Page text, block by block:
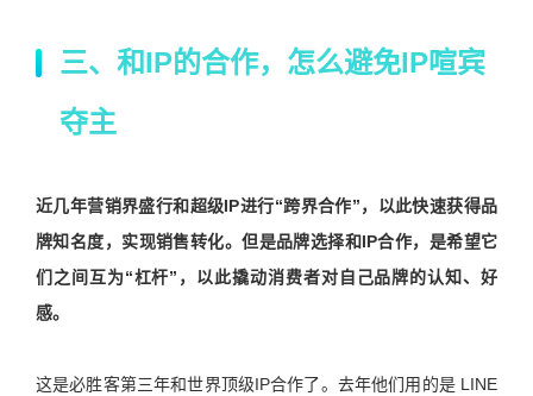
三、和IP的合作，怎么避免IP喧宾
夺主
近几年营销界盛行和超级IP进行“跨界合作”，以此快速获得品
牌知名度，实现销售转化。但是品牌选择和IP合作，是希望它
们之间互为“杠杆”，以此撬动消费者对自己品牌的认知、好
感。
这是必胜客第三年和世界顶级IP合作了。去年他们用的是 LINE